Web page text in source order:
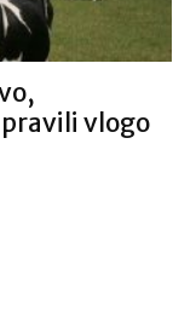
vlogo